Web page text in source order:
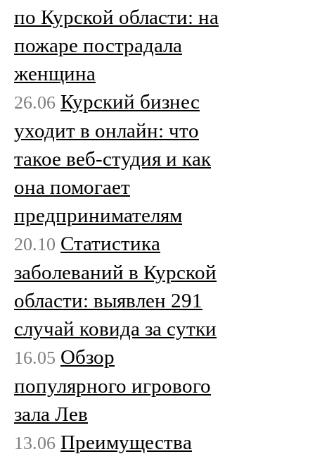
по Курской области: на
пожаре пострадала
женщина
26.06 Курский бизнес
уходит в онлайн: что
такое веб-студия и как
она помогает
предпринимателям
20.10 Статистика
заболеваний в Курской
области: выявлен 291
случай ковида за сутки
16.05 Обзор
популярного игрового
зала Лев
13.06 Преимущества